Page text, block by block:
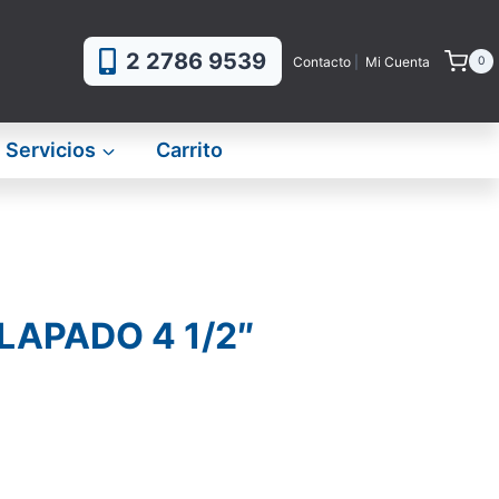
2 2786 9539 Contacto Mi Cuenta 0
Servicios Carrito
4 1/2″